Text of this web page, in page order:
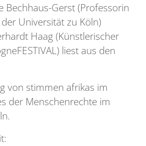
Bechhaus-Gerst (Professorin
Universität zu Köln)
Haag (Künstlerischer
liest aus den
von stimmen afrikas im
der Menschenrechte im